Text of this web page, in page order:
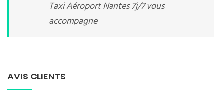
Taxi Aéroport Nantes 7j/7 vous
accompagne
AVIS CLIENTS